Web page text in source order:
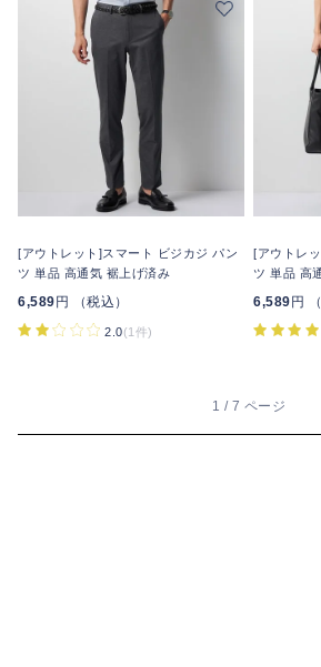
[アウトレット]スマート ビジカジ パン
ツ 単品 高通気 裾上げ済み
6,589円 （税込）
2.0(1件)
[アウトレ
ツ 単品 高
6,589円
1 / 7 ページ